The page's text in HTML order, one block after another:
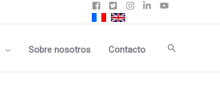
Sobre nosotros Contacto Buscar